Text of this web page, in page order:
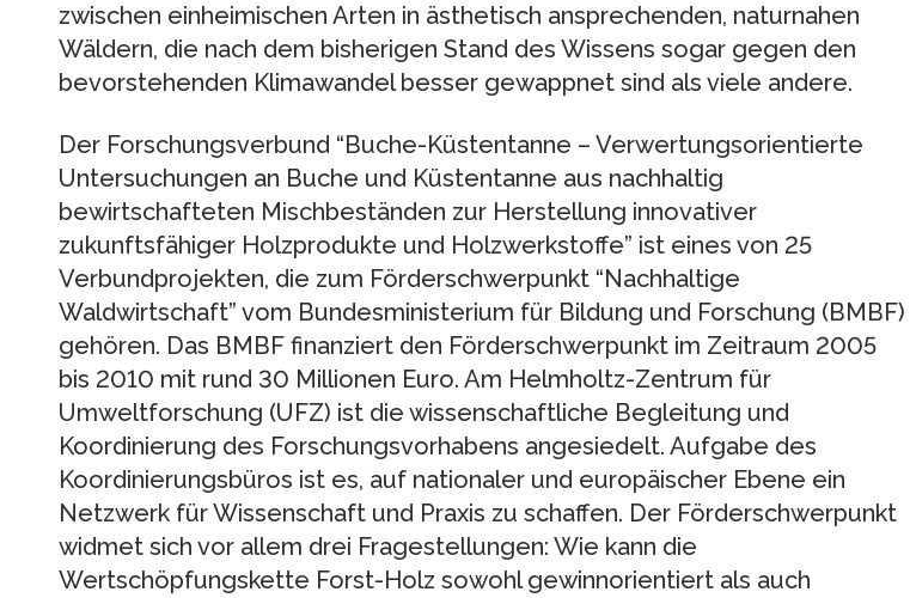
zwischen einheimischen Arten in ästhetisch ansprechenden, naturnahen
Wäldern, die nach dem bisherigen Stand des Wissens sogar gegen den
bevorstehenden Klimawandel besser gewappnet sind als viele andere.
Der Forschungsverbund “Buche-Küstentanne – Verwertungsorientierte
Untersuchungen an Buche und Küstentanne aus nachhaltig
bewirtschafteten Mischbeständen zur Herstellung innovativer
zukunftsfähiger Holzprodukte und Holzwerkstoffe” ist eines von 25
Verbundprojekten, die zum Förderschwerpunkt “Nachhaltige
Waldwirtschaft” vom Bundesministerium für Bildung und Forschung (BMBF)
gehören. Das BMBF finanziert den Förderschwerpunkt im Zeitraum 2005
bis 2010 mit rund 30 Millionen Euro. Am Helmholtz-Zentrum für
Umweltforschung (UFZ) ist die wissenschaftliche Begleitung und
Koordinierung des Forschungsvorhabens angesiedelt. Aufgabe des
Koordinierungsbüros ist es, auf nationaler und europäischer Ebene ein
Netzwerk für Wissenschaft und Praxis zu schaffen. Der Förderschwerpunkt
widmet sich vor allem drei Fragestellungen: Wie kann die
Wertschöpfungskette Forst-Holz sowohl gewinnorientiert als auch